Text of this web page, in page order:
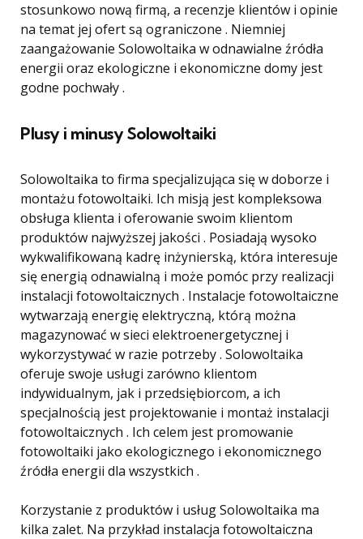
stosunkowo nową firmą, a recenzje klientów i opinie
na temat jej ofert są ograniczone . Niemniej
zaangażowanie Solowoltaika w odnawialne źródła
energii oraz ekologiczne i ekonomiczne domy jest
godne pochwały .
Plusy i minusy Solowoltaiki
Solowoltaika to firma specjalizująca się w doborze i
montażu fotowoltaiki. Ich misją jest kompleksowa
obsługa klienta i oferowanie swoim klientom
produktów najwyższej jakości . Posiadają wysoko
wykwalifikowaną kadrę inżynierską, która interesuje
się energią odnawialną i może pomóc przy realizacji
instalacji fotowoltaicznych . Instalacje fotowoltaiczne
wytwarzają energię elektryczną, którą można
magazynować w sieci elektroenergetycznej i
wykorzystywać w razie potrzeby . Solowoltaika
oferuje swoje usługi zarówno klientom
indywidualnym, jak i przedsiębiorcom, a ich
specjalnością jest projektowanie i montaż instalacji
fotowoltaicznych . Ich celem jest promowanie
fotowoltaiki jako ekologicznego i ekonomicznego
źródła energii dla wszystkich .
Korzystanie z produktów i usług Solowoltaika ma
kilka zalet. Na przykład instalacja fotowoltaiczna